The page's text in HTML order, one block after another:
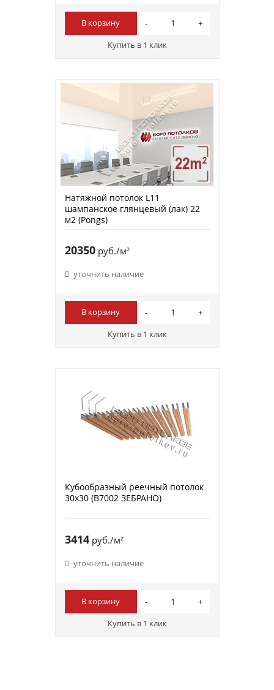
В корзину
Купить в 1 клик
Натяжной потолок L11
шампанское глянцевый (лак) 22
м2 (Pongs)
20350руб./м²
уточнить наличие
В корзину
Купить в 1 клик
Кубообразный реечный потолок
30х30 (B7002 ЗЕБРАНО)
3414руб./м²
уточнить наличие
В корзину
Купить в 1 клик